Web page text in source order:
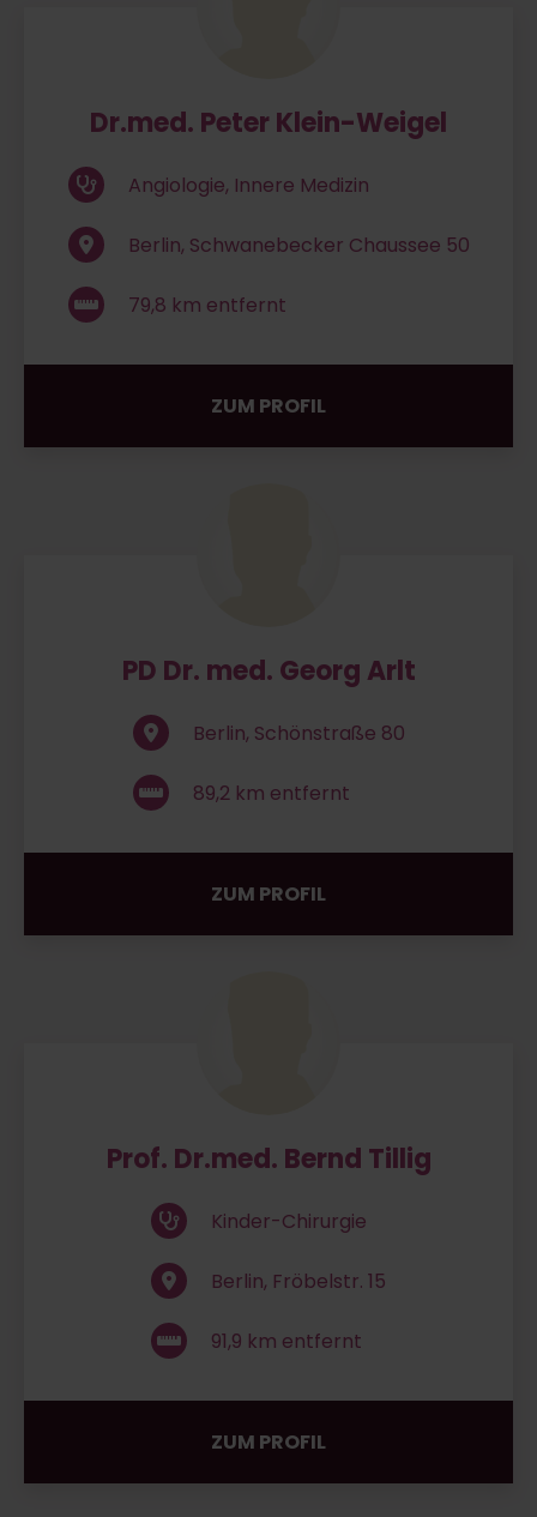
Dr.med. Peter Klein-Weigel
Angiologie, Innere Medizin
Berlin, Schwanebecker Chaussee 50
79,8 km entfernt
ZUM PROFIL
PD Dr. med. Georg Arlt
Berlin, Schönstraße 80
89,2km entfernt
ZUM PROFIL
Prof. Dr.med. Bernd Tillig
Kinder-Chirurgie
Berlin, Fröbelstr. 15
91,9 km entfernt
ZUM PROFIL